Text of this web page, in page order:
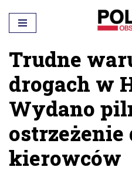
Przejdź
do
treści
Trudne
drogach w
Wydano
ostrzeżenie
kierowców